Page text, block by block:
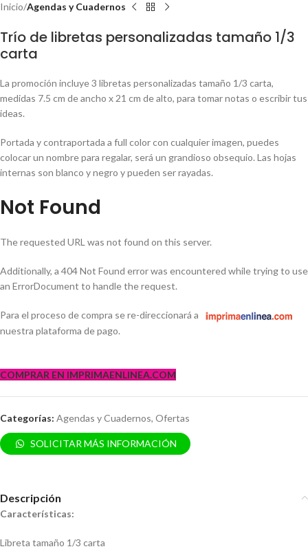
Inicio Agendas y Cuadernos
Trío de libretas personalizadas tamaño 1/3
carta
La promoción incluye 3 libretas personalizadas tamaño 1/3 carta,
medidas 7.5 cm de ancho x 21 cm de alto, para tomar notas o escribir tus
ideas.
Portada y contraportada a full color con cualquier imagen, puedes
colocar un nombre para regalar, será un grandioso obsequio. Las hojas
internas son blanco y negro y pueden ser rayadas.
Not Found
The requested URL was not found on this server.
Additionally, a 404 Not Found error was encountered while trying to use
an ErrorDocument to handle the request.
Para el proceso de compra se re-direccionará a
nuestra plataforma de pago.
COMPRAR EN IMPRIMAENLINEA.COM
Categorías: Agendas y Cuadernos, Ofertas
SOLICITAR MÁS INFORMACIÓN
Descripción
Características:
Libreta tamaño 1/3 carta